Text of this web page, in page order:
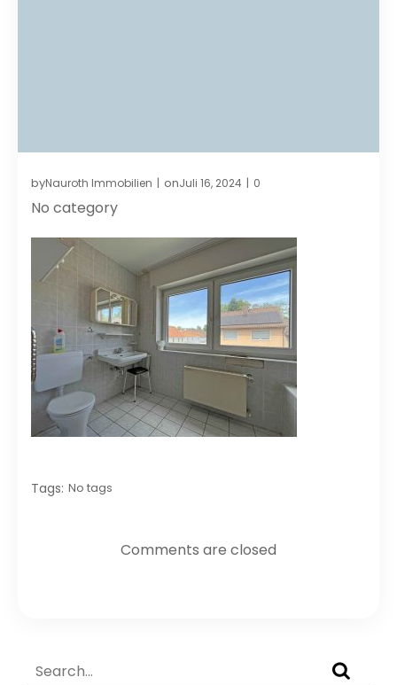
byNauroth Immobilien | onJuli 16, 2024 | 0
No category
Tags: No tags
Comments are closed